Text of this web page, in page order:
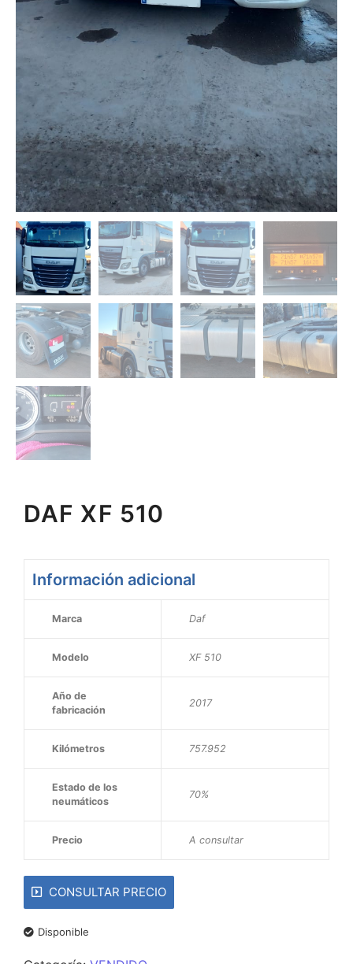
DAF XF 510
Información adicional
Marca Daf
Modelo XF 510
Año de
fabricación
2017
Kilómetros 757.952
Estado de los
neumáticos
70%
Precio A consultar
CONSULTAR PRECIO
Disponible